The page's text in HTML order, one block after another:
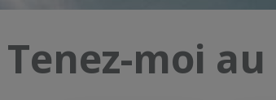
Tenez-moi